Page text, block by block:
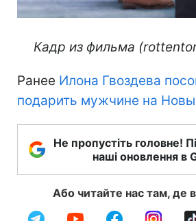
Кадр из фильма
Ранее Илона Гвоздева
подарить мужчине на
Не пропустіть головне!
наші оновлення в
Або читайте нас там, де